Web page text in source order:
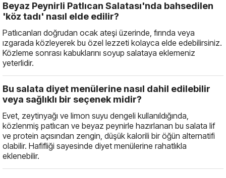
Beyaz Peynirli Patlıcan Salatası'nda bahsedilen
'köz tadı' nasıl elde edilir?
Patlıcanları doğrudan ocak ateşi üzerinde, fırında veya
ızgarada közleyerek bu özel lezzeti kolayca elde edebilirsiniz.
Közleme sonrası kabuklarını soyup salataya eklemeniz
yeterlidir.
Bu salata diyet menülerine nasıl dahil edilebilir
veya sağlıklı bir seçenek midir?
Evet, zeytinyağı ve limon suyu dengeli kullanıldığında,
közlenmiş patlıcan ve beyaz peynirle hazırlanan bu salata lif
ve protein açısından zengin, düşük kalorili bir öğün alternatifi
olabilir. Hafifliği sayesinde diyet menülerine rahatlıkla
eklenebilir.